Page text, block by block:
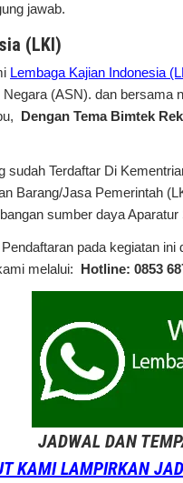
jawab.
(LKI)
Lembaga Kajian Indonesia
(ASN). dan
Dengan Tema Bimtek
sudah Terdaftar Di
Barang/Jasa Pemerintah
sumber daya Aparatur
pada kegiatan
melalui: Hotline: 0853
JADWAL DAN
KAMI LAMPIRKAN